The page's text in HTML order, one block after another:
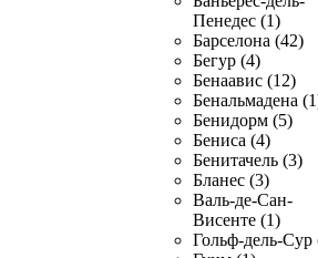
Пенедес (1)
Барселона (42)
Бегур (4)
Бенаавис (12)
Бенальмадена
Бенидорм (5)
Бениса (4)
Бенитачель (3)
Бланес (3)
Валь-де-Сан-
Висенте (1)
Гольф-дель-Сур